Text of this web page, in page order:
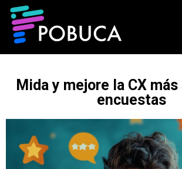
Mida y mejore la CX
encuestas